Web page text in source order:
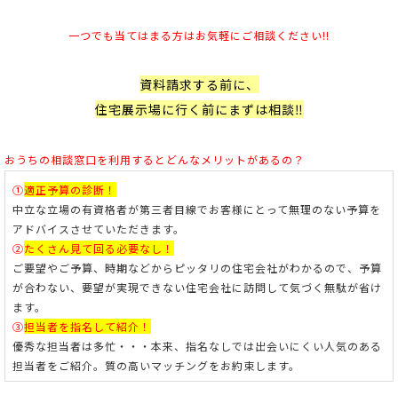
一つでも当てはまる方はお気軽にご相談ください!!
資料請求する前に、
住宅展示場に行く前にまずは相談‼
おうちの相談窓口を利用すると どんなメリットがあるの？
①適正予算の診断！
中立な立場の有資格者が第三者目線でお客様にとって無理のない予算を
アドバイスさせていただきます。
②たくさん見て回る必要なし！
ご要望やご予算、時期などからピッタリの住宅会社がわかるので、予算
が合わない、要望が実現できない住宅会社に訪問して気づく無駄が省け
ます。
③担当者を指名して紹介！
優秀な担当者は多忙・・・本来、指名なしでは出会いにくい人気のある
担当者をご紹介。 質の高いマッチングをお約束します。